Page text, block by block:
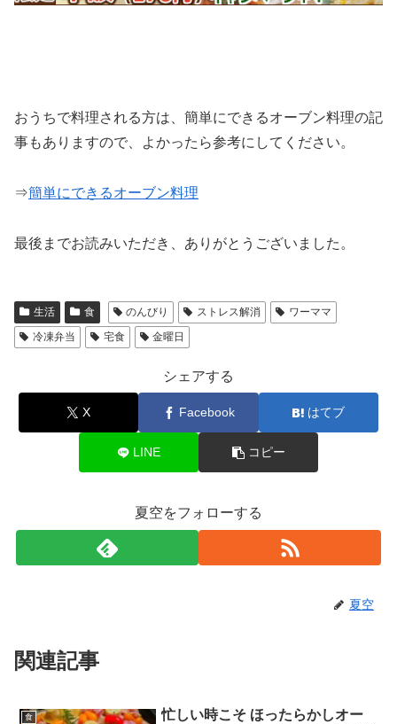
おうちで料理される方は、簡単にできるオーブン料理の記
事もありますので、よかったら参考にしてください。
⇒簡単にできるオーブン料理
最後までお読みいただき、ありがとうございました。
生活 食 のんびり ストレス解消
ワーママ
冷凍弁当
宅食 金曜日
シェアする
X Facebook はてブ
LINE コピー
夏空をフォローする
夏空
関連記事
食
忙しい時こそ ほったらかしオー